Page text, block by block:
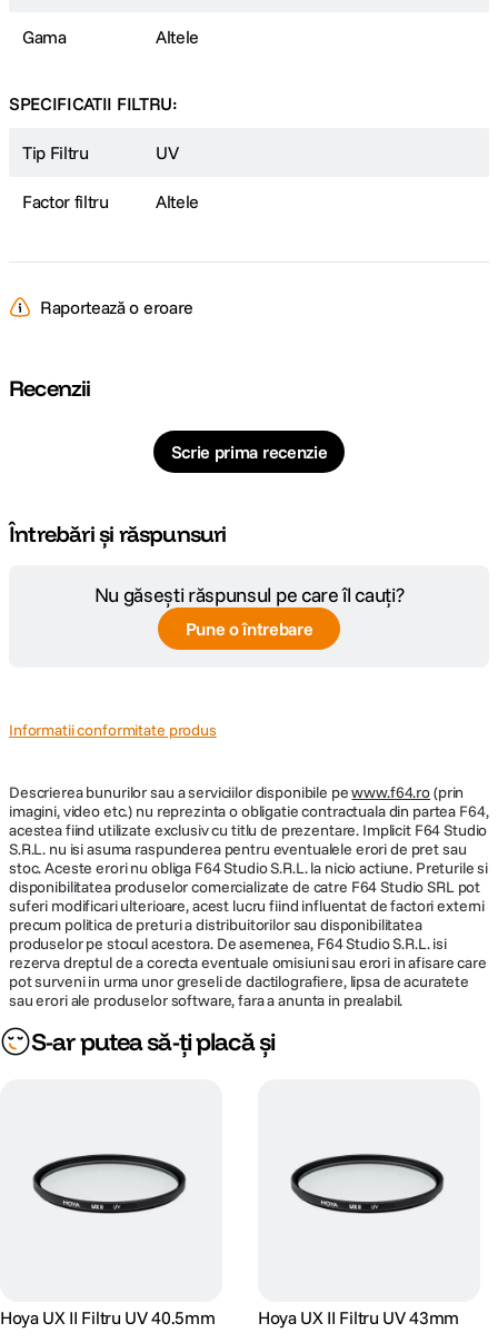
Gama Altele
SPECIFICATII FILTRU:
Tip Filtru UV
Factor filtru Altele
Raportează o eroare
Recenzii
Scrie prima recenzie
Întrebări și răspunsuri
Nu găsești răspunsul pe care îl cauți?
Pune o întrebare
Informatii conformitate produs
Descrierea bunurilor sau a serviciilor disponibile pewww.f64.ro(prin
imagini, video etc.) nu reprezinta o obligatie contractuala din partea F64,
acestea fiind utilizate exclusiv cu titlu de prezentare. Implicit F64 Studio
S.R.L. nu isi asuma raspunderea pentru eventualele erori de pret sau
stoc. Aceste erori nu obliga F64 Studio S.R.L. la nicio actiune. Preturile si
disponibilitatea produselor comercializate de catre F64 Studio SRL pot
suferi modificari ulterioare, acest lucru fiind influentat de factori externi
precum politica de preturi a distribuitorilor sau disponibilitatea
produselor pe stocul acestora. De asemenea, F64 Studio S.R.L. isi
rezerva dreptul de a corecta eventuale omisiuni sau erori in afisare care
pot surveni in urma unor greseli de dactilografiere, lipsa de acuratete
sau erori ale produselor software, fara a anunta in prealabil.
S-ar putea să-ți placă și
Hoya UX II Filtru UV 40.5mm Hoya UX II Filtru UV 43mm